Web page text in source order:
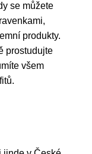
se můžete
produkty.
prostudujte
všem